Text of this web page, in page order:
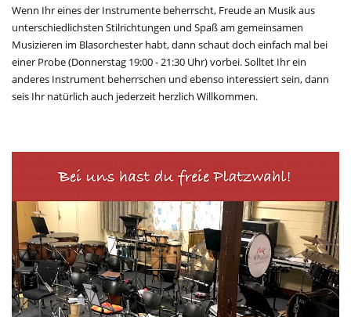
Wenn Ihr eines der Instrumente beherrscht, Freude an Musik aus
unterschiedlichsten Stilrichtungen und Spaß am gemeinsamen
Musizieren im Blasorchester habt, dann schaut doch einfach mal bei
einer Probe (Donnerstag 19:00 - 21:30 Uhr) vorbei. Solltet Ihr ein
anderes Instrument beherrschen und ebenso interessiert sein, dann
seis Ihr natürlich auch jederzeit herzlich Willkommen.